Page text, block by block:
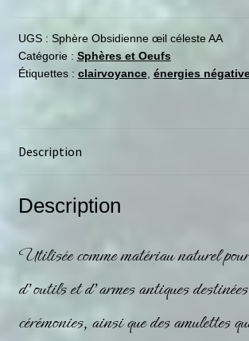
UGS : Sphère Obsidienne œil céleste AA
Catégorie : Sphères et Oeufs
Étiquettes : clairvoyance, énergies
Description
Description
Utilisée comme matériau naturel
d’outils et d’armes antiques
cérémonies, ainsi que des amulettes